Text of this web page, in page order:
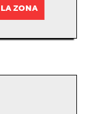
ZONA